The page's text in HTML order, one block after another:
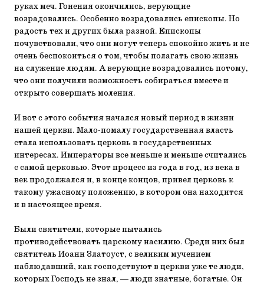
руках меч. Гонения окончились, верующие
возрадовались. Особенно возрадовались епископы. Но
радость тех и других была разной. Епископы
почувствовали, что они могут теперь спокойно жить и не
очень беспокоиться о том, чтобы полагать свою жизнь
на служение людям. А верующие возрадовались потому,
что они получили возможность собираться вместе и
открыто совершать моления.
И вот с этого события начался новый период в жизни
нашей церкви. Мало-помалу государственная власть
стала использовать церковь в государственных
интересах. Императоры все меньше и меньше считались
с самой церковью. Этот процесс из года в год, из века в
век продолжался и, в конце концов, привел церковь к
такому ужасному положению, в котором она находится
и в настоящее время.
Были святители, которые пытались
противодействовать царскому насилию. Среди них был
святитель Иоанн Златоуст, с великим мучением
наблюдавший, как господствуют в церкви уже те люди,
которых Господь не знал, — люди знатные, богатые. Он